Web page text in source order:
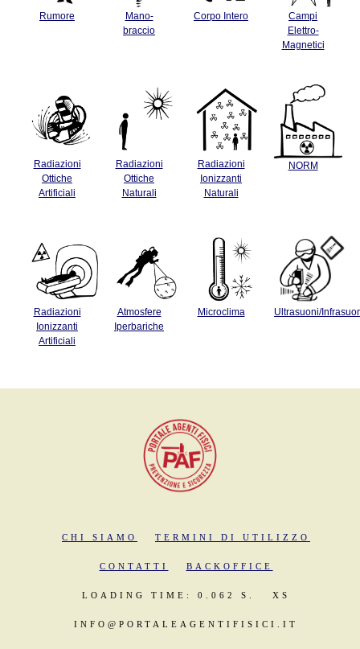
Rumore
Mano-
braccio
Corpo Intero
Campi
Elettro-
Magnetici
Radiazioni
Ottiche
Artificiali
Radiazioni
Ottiche
Naturali
Radiazioni
Ionizzanti
Naturali
NORM
Radiazioni
Ionizzanti
Artificiali
Atmosfere
Iperbariche
Microclima Ultrasuoni/
CHI SIAMO TERMINI DI UTILIZZO
CONTATTI BACKOFFICE
LOADING TIME: 0.062 S. XS
INFO@PORTALEAGENTIFISICI.IT